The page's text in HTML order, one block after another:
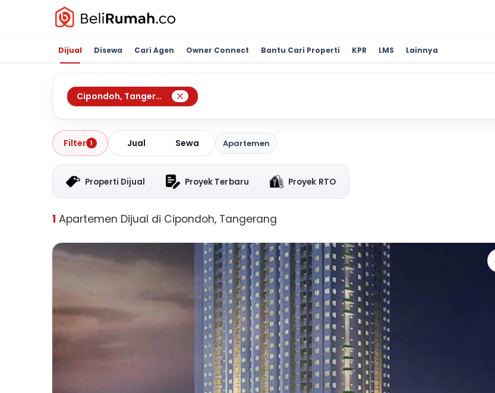
Dijual Disewa Cari Agen Owner Connect Bantu Cari Properti KPR LMS Lainnya
Cipondoh, Tangerang
Filter 1 Jual Sewa Apartemen
Properti Dijual Proyek Terbaru Proyek RTO
1 Apartemen Dijual di Cipondoh, Tangerang